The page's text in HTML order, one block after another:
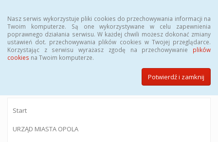
Nasz serwis wykorzystuje pliki cookies do przechowywania informacji na
Twoim komputerze. Są one wykorzystywane w celu zapewnienia
poprawnego działania serwisu. W każdej chwili możesz dokonać zmiany
ustawień dot. przechowywania plików cookies w Twojej przeglądarce.
Korzystając z serwisu wyrażasz zgodę na przechowywanie plików
cookies na Twoim komputerze.
Potwierdź i zamknij
BIULETYN INFORMACJI PUBLICZNEJ
Urzędu Miasta Opola
Start
URZĄD MIASTA OPOLA